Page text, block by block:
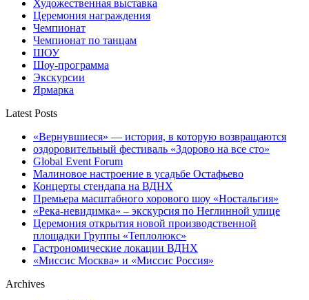
Художественная выставка
Церемония награждения
Чемпионат
Чемпионат по танцам
ШОУ
Шоу-программа
Экскурсии
Ярмарка
Latest Posts
«Вернувшиеся» — история, в которую возвращаются
оздоровительный фестиваль «Здорово на все сто»
Global Event Forum
Малиновое настроение в усадьбе Остафьево
Концерты стендапа на ВДНХ
Премьера масштабного хорового шоу «Ностальгия»
«Река-невидимка» – экскурсия по Неглинной улице
Церемония открытия новой производственной
площадки Группы «Теплолюкс»
Гастрономические локации ВДНХ
«Миссис Москва» и «Миссис Россия»
Archives